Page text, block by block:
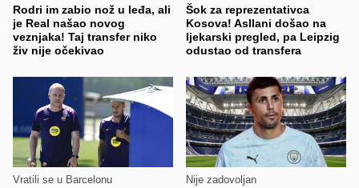
Rodri im zabio nož u leđa, ali
je Real našao novog
veznjaka! Taj transfer niko
živ nije očekivao
Šok za reprezentativca
Kosova! Asllani došao na
ljekarski pregled, pa Leipzig
odustao od transfera
Vratili se u Barcelonu Nije zadovoljan